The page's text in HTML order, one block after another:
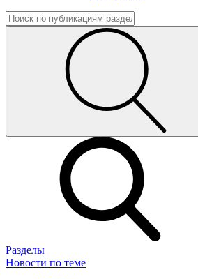
Разделы
Новости по теме